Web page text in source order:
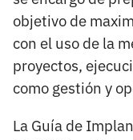
objetivo de
con el uso de la
proyectos,
como gestión y
La Guía de